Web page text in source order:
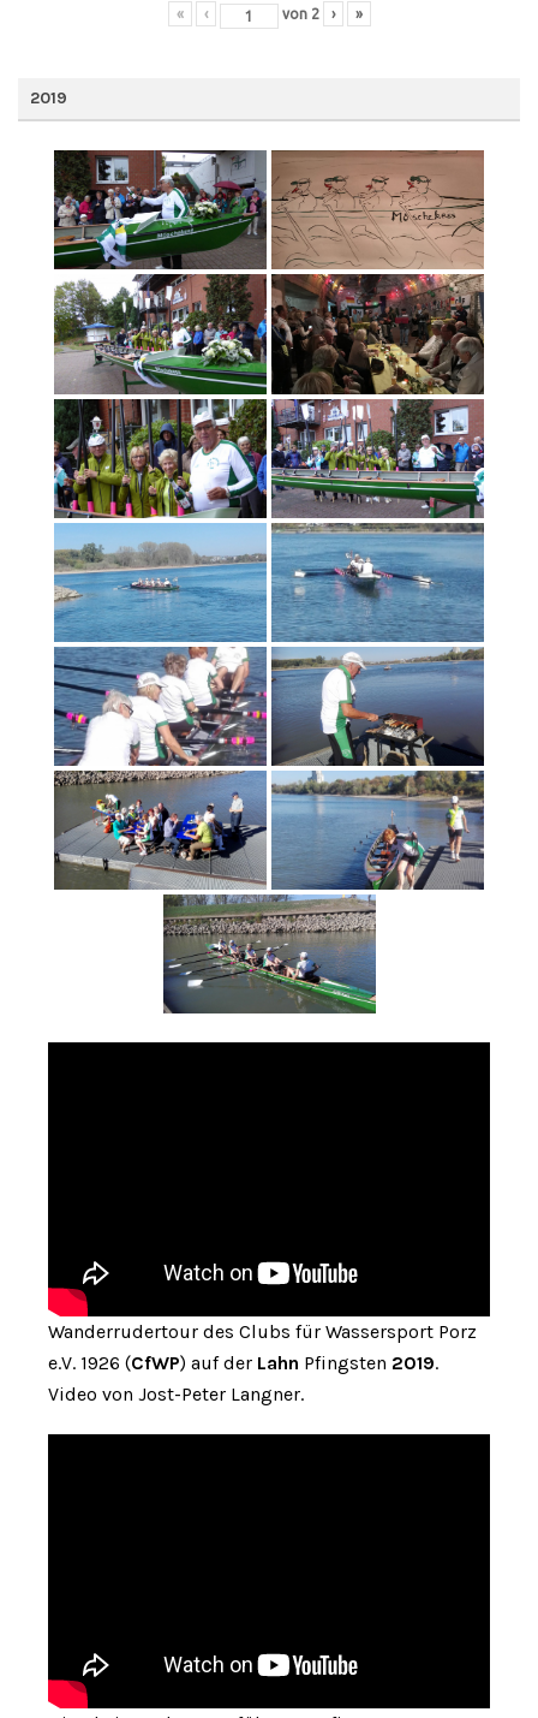
« ‹ von 2 › »
2019
Wanderrudertour des Clubs für Wassersport Porz
e.V. 1926 (CfWP) auf der Lahn Pfingsten 2019.
Video von Jost-Peter Langner.